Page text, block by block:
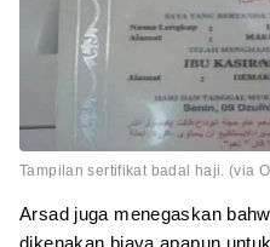
Tampilan sertifikat badal haji. (via
Arsad juga menegaskan
dikenakan biaya apapun